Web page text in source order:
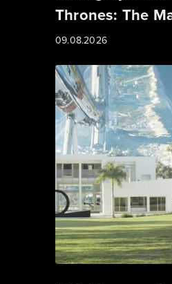
Thrones: The
09.08.2026